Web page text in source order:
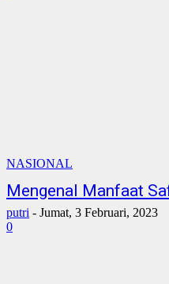
NASIONAL
Mengenal Manfaat
putri - Jumat, 3 Februari, 2023
0